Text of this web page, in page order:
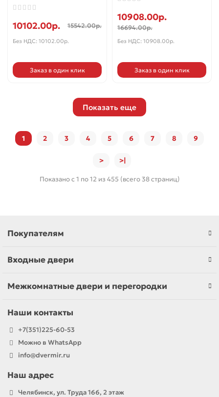
10102.00р. 15542.00р.
Без НДС: 10102.00р.
Заказ в один клик
10908.00р.
16694.00р.
Без НДС: 10908.00р.
Заказ в один клик
Показать еще
1 2 3 4 5 6 7 8 9
> >|
Показано с 1 по 12 из 455 (всего 38 страниц)
Покупателям
Входные двери
Межкомнатные двери и перегородки
Наши контакты
+7(351)225-60-53
Можно в WhatsApp
info@dvermir.ru
Наш адрес
Челябинск, ул. Труда 166, 2 этаж